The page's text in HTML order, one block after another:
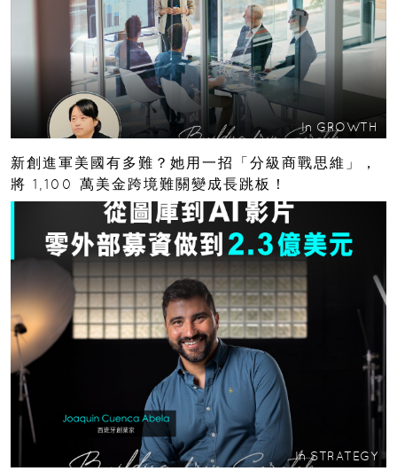
In GROWTH
新創進軍美國有多難？她用一招「分級商戰思維」，
將 1,100 萬美金跨境難關變成長跳板！
In STRATEGY